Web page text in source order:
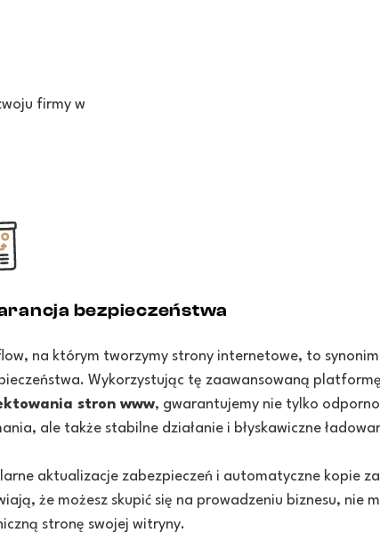
firmy w
bezpieczeństwa
na którym tworzymy strony internetowe, to
Wykorzystując tę zaawansowaną
stron www, gwarantujemy nie tylko
ale także stabilne działanie i błyskawiczne
aktualizacje zabezpieczeń i automatyczne kopie
że możesz skupić się na prowadzeniu biznesu, nie
stronę swojej witryny.